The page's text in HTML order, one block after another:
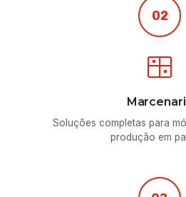
02
Soluções completas para
produção em